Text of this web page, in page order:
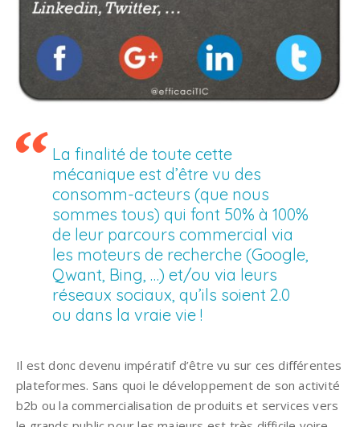
La finalité de toute cette
mécanique est d’être vu des
consomm-acteurs (que nous
sommes tous) qui font 50% à 100%
de leur parcours commercial via
les moteurs de recherche (Google,
Qwant, Bing, …) et/ou via leurs
réseaux sociaux, qu’ils soient 2.0
ou dans la vraie vie !
Il est donc devenu impératif d’être vu sur ces différentes
plateformes. Sans quoi le développement de son activité
b2b ou la commercialisation de produits et services vers